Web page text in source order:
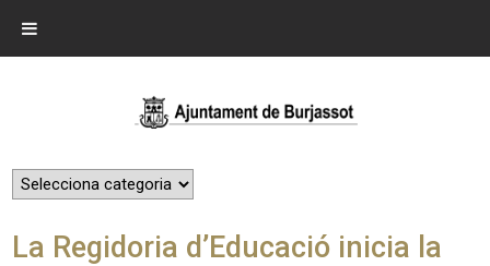
La Regidoria d’Educació inicia la